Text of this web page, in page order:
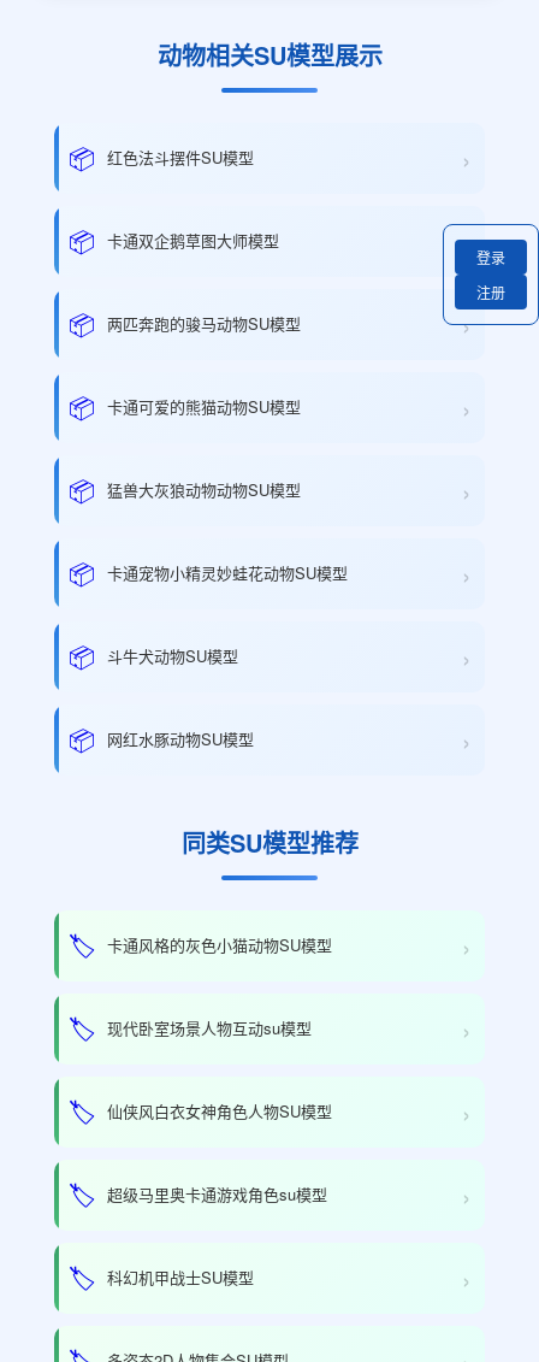
动物相关SU模型展示
📦 红色法斗摆件SU模型 ›
📦 卡通双企鹅草图大师模型 ›
📦 两匹奔跑的骏马动物SU模型 ›
📦 卡通可爱的熊猫动物SU模型 ›
📦 猛兽大灰狼动物动物SU模型 ›
📦 卡通宠物小精灵妙蛙花动物SU模型 ›
📦 斗牛犬动物SU模型 ›
📦 网红水豚动物SU模型 ›
同类SU模型推荐
🏷️ 卡通风格的灰色小猫动物SU模型 ›
🏷️ 现代卧室场景人物互动su模型 ›
🏷️ 仙侠风白衣女神角色人物SU模型 ›
🏷️ 超级马里奥卡通游戏角色su模型 ›
🏷️ 科幻机甲战士SU模型 ›
登录
注册